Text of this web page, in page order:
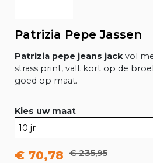
Patrizia Pepe Jassen
Patrizia pepe jeans jackvol
strass print, valt kort op de
goed op maat.
Kies uw maat
€ 70,78 € 235,95